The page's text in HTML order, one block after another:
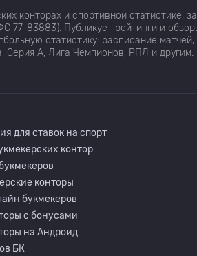
конторах и спортивной статистике,
83883). Публикует рейтинги и
статистику: расписание матчей,
А, Лига Чемпионов, РПЛ и другим.
для ставок на спорт
контор
конторы
букмекеров
с бонусами
на Андроид
БК